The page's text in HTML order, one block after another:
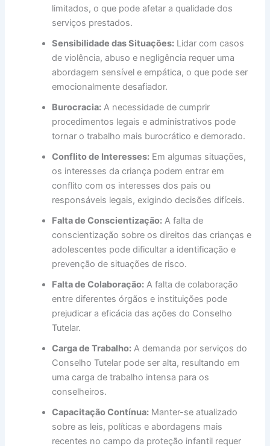
limitados, o que pode afetar a qualidade dos
serviços prestados.
Sensibilidade das Situações: Lidar com casos
de violência, abuso e negligência requer uma
abordagem sensível e empática, o que pode ser
emocionalmente desafiador.
Burocracia: A necessidade de cumprir
procedimentos legais e administrativos pode
tornar o trabalho mais burocrático e demorado.
Conflito de Interesses: Em algumas situações,
os interesses da criança podem entrar em
conflito com os interesses dos pais ou
responsáveis legais, exigindo decisões difíceis.
Falta de Conscientização: A falta de
conscientização sobre os direitos das crianças e
adolescentes pode dificultar a identificação e
prevenção de situações de risco.
Falta de Colaboração: A falta de colaboração
entre diferentes órgãos e instituições pode
prejudicar a eficácia das ações do Conselho
Tutelar.
Carga de Trabalho: A demanda por serviços do
Conselho Tutelar pode ser alta, resultando em
uma carga de trabalho intensa para os
conselheiros.
Capacitação Contínua: Manter-se atualizado
sobre as leis, políticas e abordagens mais
recentes no campo da proteção infantil requer